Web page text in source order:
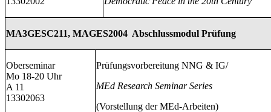
MA3GESC211, MAGES2004 Abschlussmodul Prüfung
Oberseminar
Mo 18-20 Uhr
A 11
13302063
Prüfungsvorbereitung NNG & IG/
MEd Research Seminar Series
(Vorstellung der MEd-Arbeiten)